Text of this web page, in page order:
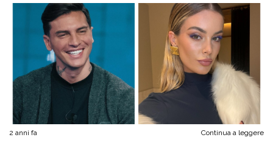
2 anni fa Continua a leggere